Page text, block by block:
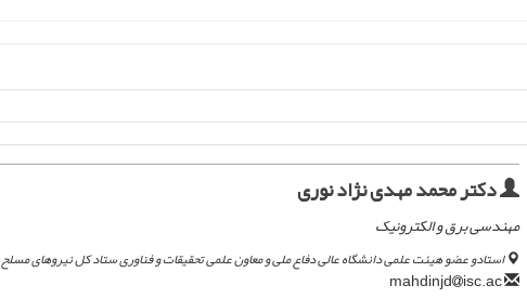
دکتر محمد مهدی نژاد نوری
مهندسی برق و الکترونیک
استادو عضو هیئت علمی دانشگاه عالی دفاع ملی و معاون علمی تحقیقات و فناوری ستاد کل نیروهای مسلح
isc.ac